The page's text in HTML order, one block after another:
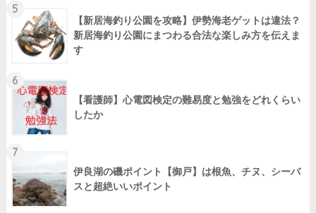
5
【新居海釣り公園を攻略】伊勢海老ゲットは違法？
新居海釣り公園にまつわる合法な楽しみ方を伝えま
す
6
【看護師】心電図検定の難易度と勉強をどれくらい
したか
7
伊良湖の磯ポイント【御戸】は根魚、チヌ、シーバ
スと超絶いいポイント